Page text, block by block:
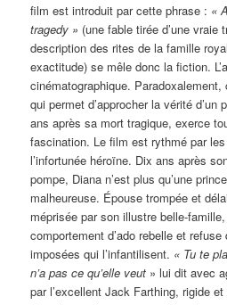
film est introduit par cette phrase : «
tragedy » (une fable tirée d’une vraie
description des rites de la famille
exactitude) se mêle donc la fiction.
cinématographique.
qui permet d’approcher la vérité d’un
ans après sa mort tragique, exerce
fascination. Le film est rythmé par
l’infortunée héroïne. Dix ans après
pompe, Diana n’est plus qu’une
malheureuse. Épouse trompée et
méprisée par son illustre belle-
comportement d’ado rebelle et
imposées qui l’infantilisent. « Tu te
n’a pas ce qu’elle veut » lui dit avec
par l’excellent Jack Farthing, rigide